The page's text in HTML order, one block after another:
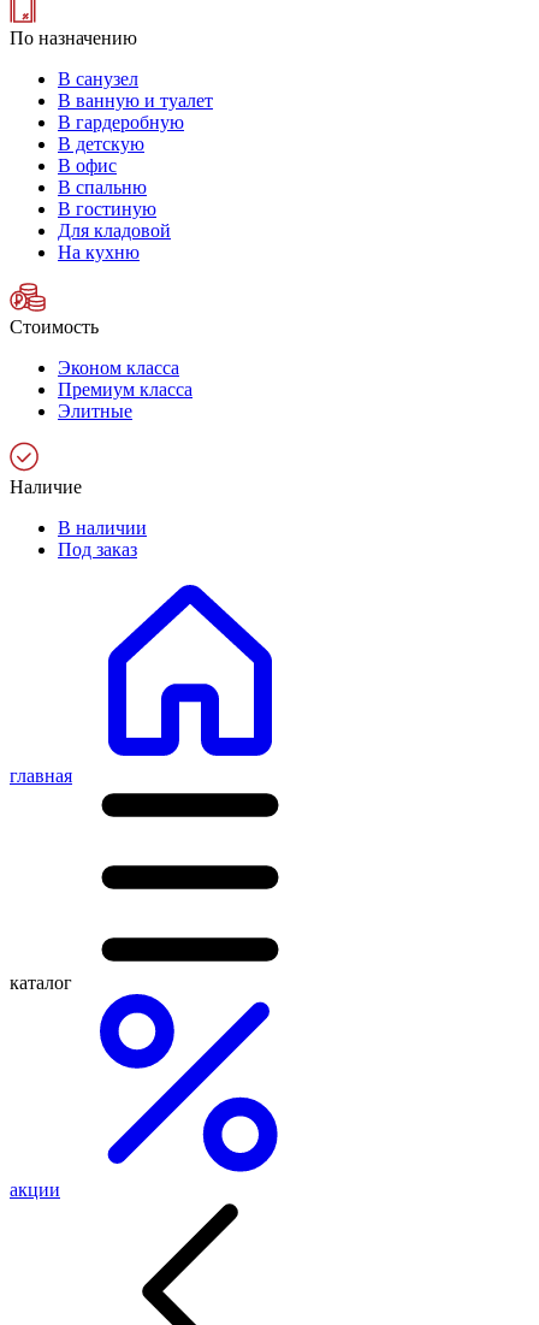
По назначению
В санузел
В ванную и туалет
В гардеробную
В детскую
В офис
В спальню
В гостиную
Для кладовой
На кухню
Стоимость
Эконом класса
Премиум класса
Элитные
Наличие
В наличии
Под заказ
главная
каталог
акции